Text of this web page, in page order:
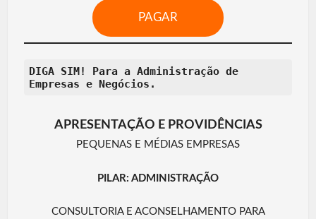
PAGAR
DIGA SIM! Para a Administração de
Empresas e Negócios.
APRESENTAÇÃO E PROVIDÊNCIAS
PEQUENAS E MÉDIAS EMPRESAS
PILAR: ADMINISTRAÇÃO
CONSULTORIA E ACONSELHAMENTO PARA